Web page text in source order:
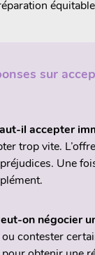
sur
il accepter
trop vite.
Une
on négocier
contester